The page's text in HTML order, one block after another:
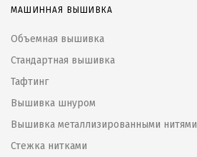
МАШИННАЯ ВЫШИВКА
Объемная вышивка
Стандартная вышивка
Тафтинг
Вышивка шнуром
Вышивка металлизированными нитями
Стежка нитками